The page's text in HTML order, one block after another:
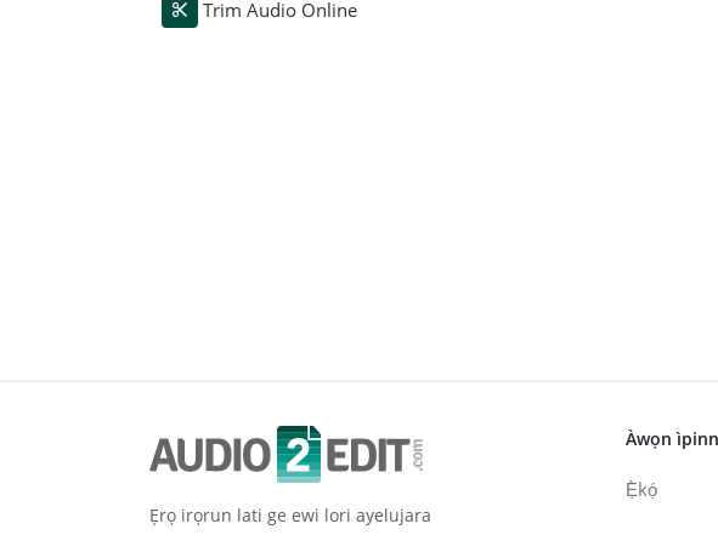
Trim Audio Online
Ẹrọ irọrun lati ge ewi lori ayelujara
Àwọn
Ẹ̀kọ́